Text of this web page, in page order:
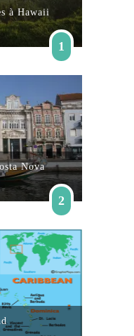
à Hawaii
1
Nova
2